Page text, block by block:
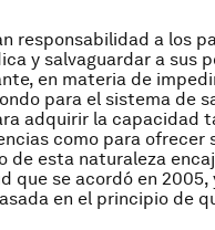
responsabilidad a los
y salvaguardar a sus
en materia de
para el sistema de
adquirir la capacidad
como para ofrecer
de esta naturaleza
que se acordó en 2005,
en el principio de